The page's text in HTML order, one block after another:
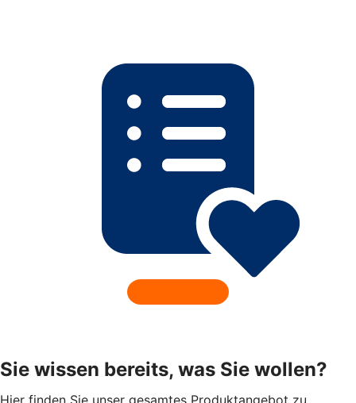
Sie wissen bereits, was Sie wollen?
Hier finden Sie unser gesamtes Produktangebot zu